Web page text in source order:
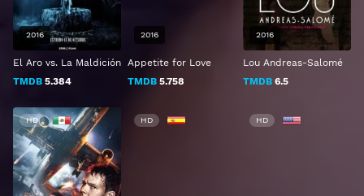
El Aro vs. La Maldición
TMDB 5.384
2016
Appetite for Love
TMDB 5.758
2016
Lou Andreas-Salomé
TMDB6.5
2016
HD HD HD